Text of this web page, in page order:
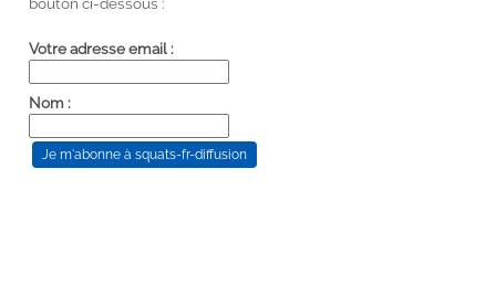
Votre adresse email :
Nom :